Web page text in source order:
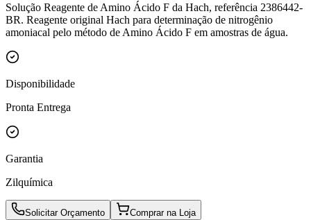
Solução Reagente de Amino Ácido F da Hach, referência 2386442-
BR. Reagente original Hach para determinação de nitrogênio
amoniacal pelo método de Amino Ácido F em amostras de água.
Disponibilidade
Pronta Entrega
Garantia
Zilquímica
Solicitar Orçamento Comprar na Loja